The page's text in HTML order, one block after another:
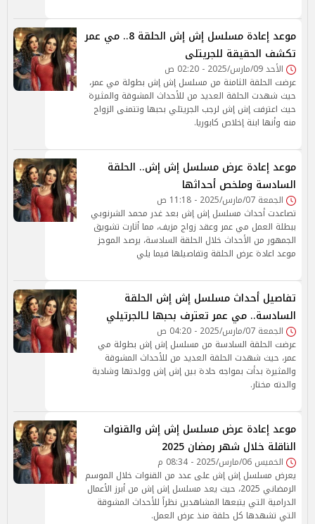
موعد إعادة مسلسل إش إش الحلقة 8.. مي عمر
تكشف الحقيقة للجريتلى
الأحد 09/مارس/2025 - 02:20 ص
عرضت الحلقة الثامنة من مسلسل إش إش بطولة مي عمر،
حيث شهدت الحلقة العديد من للأحداث المشوقة والمثيرة
حيث اعترفت إش إش لرجب الجريتلي بحبها وتتمنى الزواج
منه وأنها ابنة إخلاص كابوريا.
موعد إعادة عرض مسلسل إش إش.. الحلقة
السادسة وملخص أحداثها
الجمعة 07/مارس/2025 - 11:18 ص
تصاعدت أحداث مسلسل إش إش بعد غدر محمد الشرنوبي
ببطلة العمل مي عمر وعقد زواج مزيف، مما أثارت تشويق
الجمهور من الأحداث خلال الحلقة السادسة، يرصد الموجز
موعد اعادة عرض الحلقة وتفاصيلها فيما يلي
تفاصيل أحداث مسلسل إش إش الحلقة
السادسة.. مي عمر تعترف بحبها لـالجرتيلي
الجمعة 07/مارس/2025 - 04:20 ص
عرضت الحلقة السادسة من مسلسل إش إش بطولة مي
عمر، حيث شهدت الحلقة العديد من للأحداث المشوقة
والمثيرة بدأت بمواجه حادة بين إش إش وولدتها وشادية
والدته مختار.
موعد إعادة عرض مسلسل إش إش والقنوات
الناقلة خلال شهر رمضان 2025
الخميس 06/مارس/2025 - 08:34 م
يعرض مسلسل إش إش على عدد من القنوات خلال الموسم
الرمضاني 2025، حيث يعد مسلسل إش إش من أبرز الأعمال
الدرامية التي يتبعها المشاهدين نظراً للأحداث المشوقة
التي تشهدها كل حلقة منذ عرض العمل.